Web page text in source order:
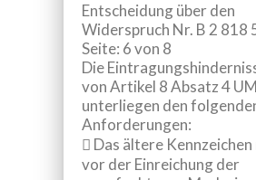
Entscheidung über den
Widerspruch Nr. B 2 818
Seite: 6 von 8
Die
von Artikel 8 Absatz 4
unterliegen den
Anforderungen:
 Das ältere Kennzeichen
vor der Einreichung der